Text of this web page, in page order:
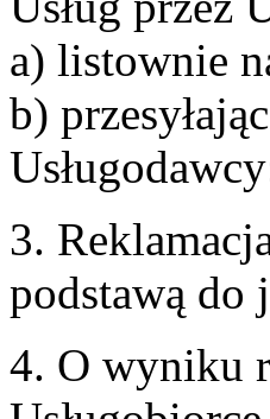
a) listownie
b)
3.
podstawą do
4. O wyniku